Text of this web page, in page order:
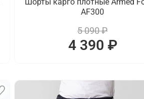
AF300
5 090 ₽
4 390 ₽